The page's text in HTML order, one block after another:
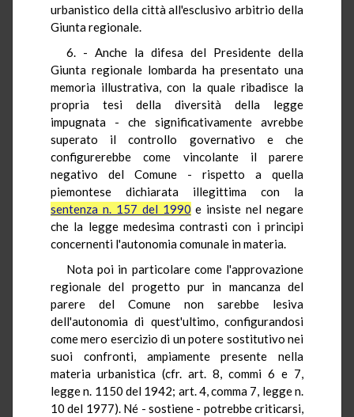
urbanistico della città all'esclusivo arbitrio della
Giunta regionale.
6. - Anche la difesa del Presidente della
Giunta regionale lombarda ha presentato una
memoria illustrativa, con la quale ribadisce la
propria tesi della diversità della legge
impugnata - che significativamente avrebbe
superato il controllo governativo e che
configurerebbe come vincolante il parere
negativo del Comune - rispetto a quella
piemontese dichiarata illegittima con la
sentenza n. 157 del 1990 e insiste nel negare
che la legge medesima contrasti con i principi
concernenti l'autonomia comunale in materia.
Nota poi in particolare come l'approvazione
regionale del progetto pur in mancanza del
parere del Comune non sarebbe lesiva
dell'autonomia di quest'ultimo, configurandosi
come mero esercizio di un potere sostitutivo nei
suoi confronti, ampiamente presente nella
materia urbanistica (cfr. art. 8, commi 6 e 7,
legge n. 1150 del 1942; art. 4, comma 7, legge n.
10 del 1977). Né - sostiene - potrebbe criticarsi,